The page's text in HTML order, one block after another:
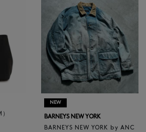
NEW
BARNEYS NEW YORK
BARNEYS NEW YORK by ANC